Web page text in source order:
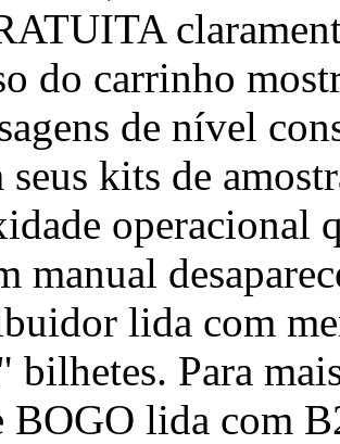
do carrinho
de nível
seus kits de
operacional
manual
lida com
bilhetes. Para
BOGO lida com